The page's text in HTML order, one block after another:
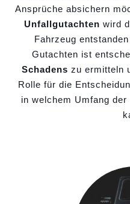
Ansprüche absichern
Unfallgutachten wird
Fahrzeug
Gutachten ist
Schadens zu ermitteln
Rolle für die
in welchem Umfang der